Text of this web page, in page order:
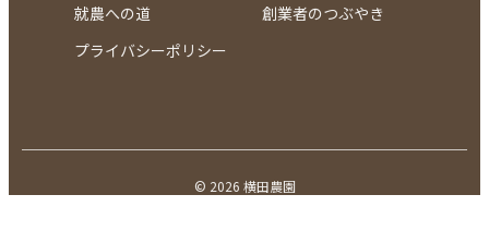
就農への道
創業者のつぶやき
プライバシーポリシー
© 2026 横田農園